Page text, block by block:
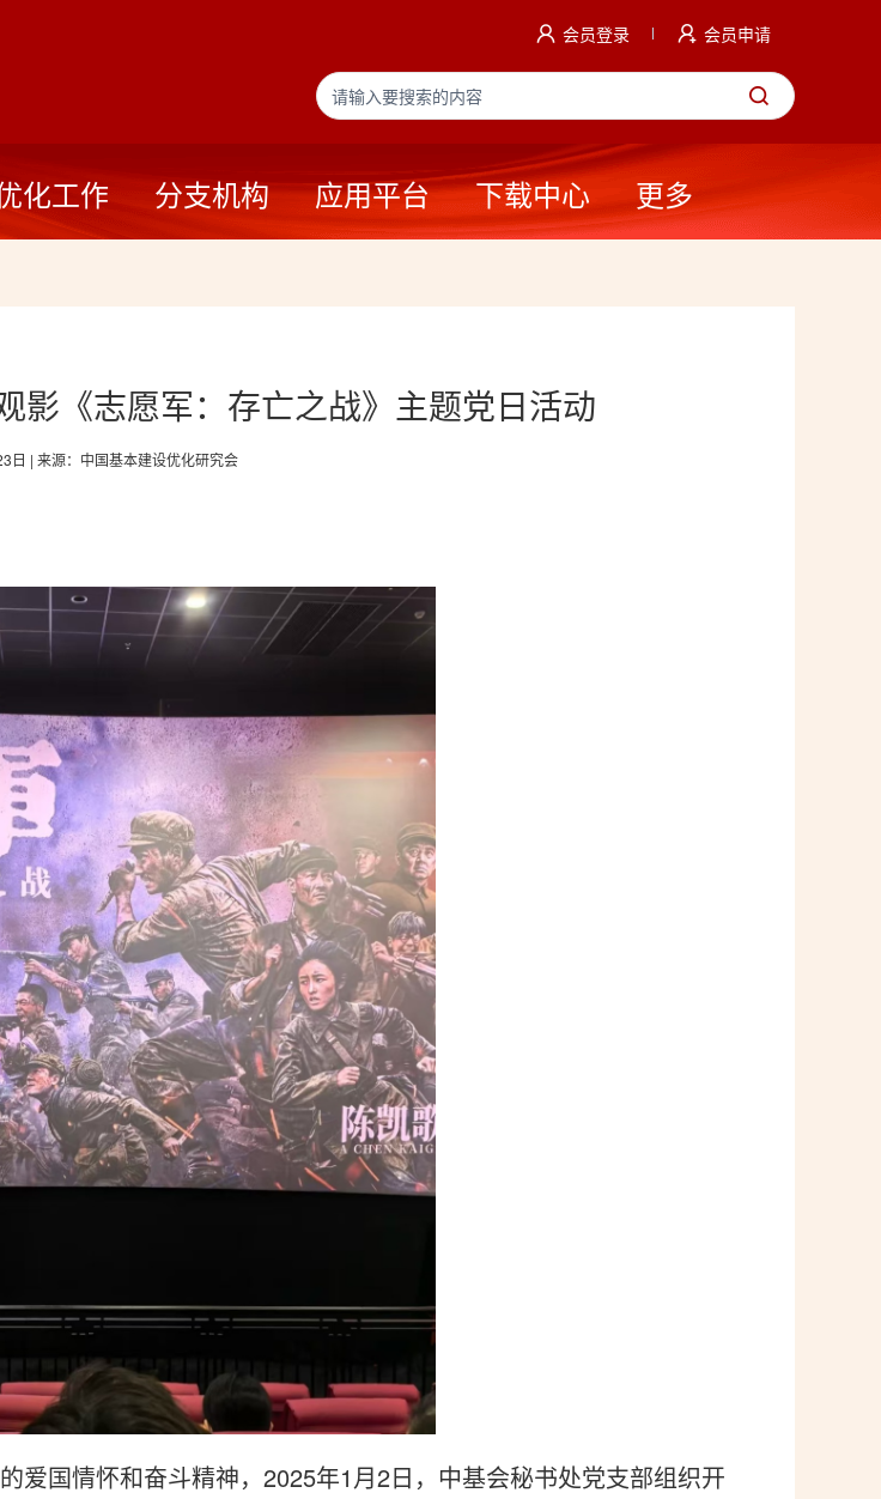
会员登录 会员申请
化工作 分支机构 应用平台 下载中心 更多
影《志愿军：存亡之战》主题党日活动
日 | 来源：中国基本建设优化研究会
国情怀和奋斗精神，2025年1月2日，中基会秘书处党支部组织开